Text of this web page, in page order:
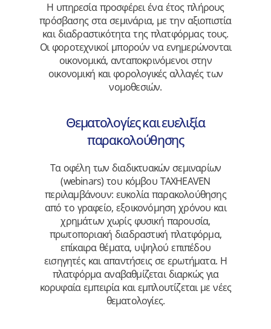
Η υπηρεσία προσφέρει ένα έτος πλήρους
πρόσβασης στα σεμινάρια, με την αξιοπιστία
και διαδραστικότητα της πλατφόρμας τους.
Οι φοροτεχνικοί μπορούν να ενημερώνονται
οικονομικά, ανταποκρινόμενοι στην
οικονομική και φορολογικές αλλαγές των
νομοθεσιών.
Θεματολογίες και ευελιξία
παρακολούθησης
Τα οφέλη των διαδικτυακών σεμιναρίων
(webinars) του κόμβου TAXHEAVEN
περιλαμβάνουν: ευκολία παρακολούθησης
από το γραφείο, εξοικονόμηση χρόνου και
χρημάτων χωρίς φυσική παρουσία,
πρωτοποριακή διαδραστική πλατφόρμα,
επίκαιρα θέματα, υψηλού επιπέδου
εισηγητές και απαντήσεις σε ερωτήματα. Η
πλατφόρμα αναβαθμίζεται διαρκώς για
κορυφαία εμπειρία και εμπλουτίζεται με νέες
θεματολογίες.